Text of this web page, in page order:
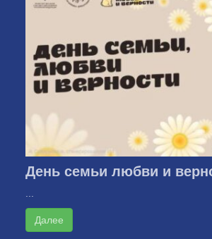
День семьи любви и
Далее